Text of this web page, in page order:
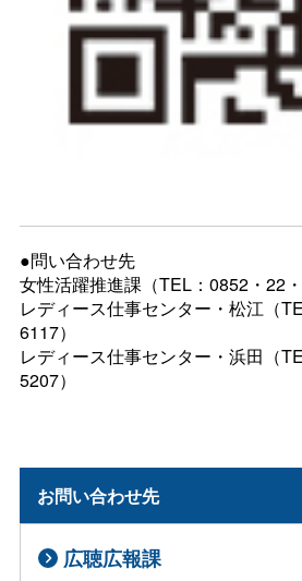
●問い合わせ先
女性活躍推進課（TEL：0852・22・
レディース仕事センター・松江（
6117）
レディース仕事センター・浜田（
5207）
お問い合わせ先
広聴広報課